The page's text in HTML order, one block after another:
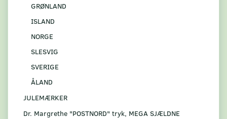
GRØNLAND
ISLAND
NORGE
SLESVIG
SVERIGE
ÅLAND
JULEMÆRKER
Dr. Margrethe "POSTNORD" tryk, MEGA SJÆLDNE